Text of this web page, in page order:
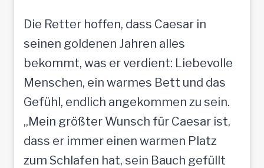
Die Retter hoffen, dass Caesar in
seinen goldenen Jahren alles
bekommt, was er verdient: Liebevolle
Menschen, ein warmes Bett und das
Gefühl, endlich angekommen zu sein.
„Mein größter Wunsch für Caesar ist,
dass er immer einen warmen Platz
zum Schlafen hat, sein Bauch gefüllt